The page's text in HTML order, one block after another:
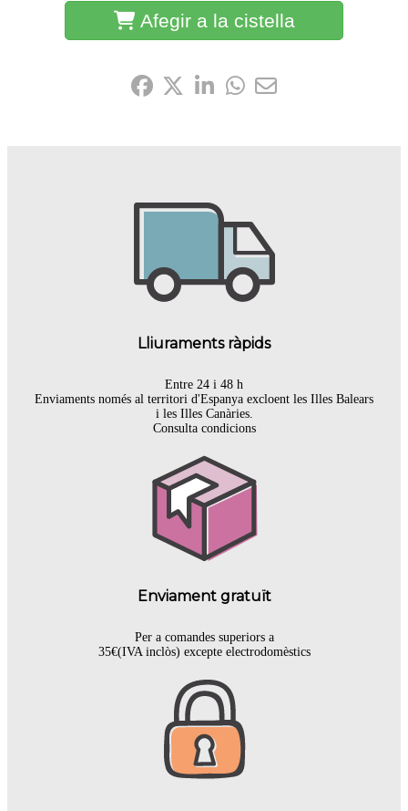
Afegir a la cistella
Lliuraments ràpids
Entre 24 i 48 h
Enviaments només al territori d'Espanya excloent les Illes Balears
i les Illes Canàries.
Consulta condicions
Enviament gratuït
Per a comandes superiors a
35€(IVA inclòs) excepte electrodomèstics